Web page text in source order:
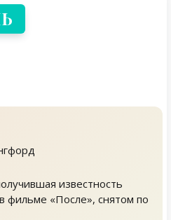
известность
фильме «После», снятом по